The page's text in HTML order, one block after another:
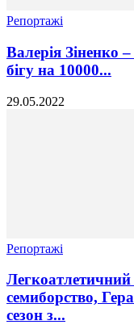
Репортажі
Валерія Зіненко
бігу на 10000...
29.05.2022
Репортажі
Легкоатлетичний
семиборство,
сезон з...